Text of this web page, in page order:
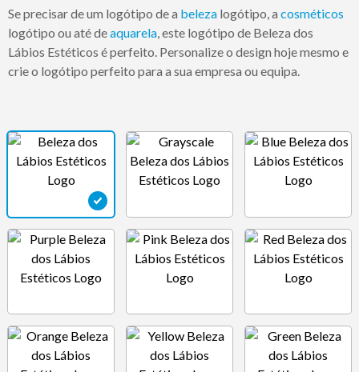
Se precisar de um logótipo de a beleza logótipo, a cosméticos
logótipo ou até deaquarela, este logótipo de Beleza dos
Lábios Estéticos é perfeito. Personalize o design hoje mesmo e
crie o logótipo perfeito para a sua empresa ou equipa.